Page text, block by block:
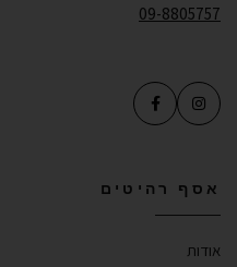
09-8805757
אסף רהיטים
אודות